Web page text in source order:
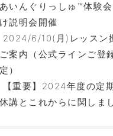
いんぐりっしゅ™体験
説明会開催
2024/6/10(月)レッスン
案内（公式ラインご登
）
【重要】2024年度の定
講とこれからに関しま